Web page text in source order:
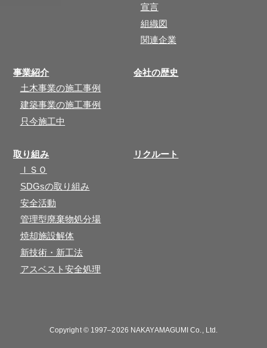
宣言
組織図
関連企業
事業紹介
土木事業の施工事例
建築事業の施工事例
只今施工中
会社の歴史
取り組み
ＩＳＯ
SDGsの取り組み
安全活動
管理型廃棄物処分場
焼却施設解体
新技術・新工法
アスベスト安全処理
リクルート
Copyright © 1997–2026 NAKAYAMAGUMI Co., Ltd.